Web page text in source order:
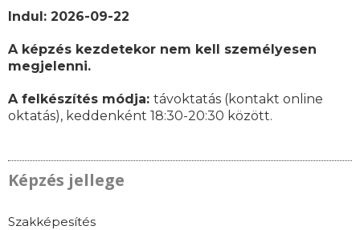
Indul: 2026-09-22
A képzés kezdetekor nem kell személyesen
megjelenni.
A felkészítés módja: távoktatás (kontakt online
oktatás), keddenként 18:30-20:30 között.
Képzés jellege
Szakképesítés